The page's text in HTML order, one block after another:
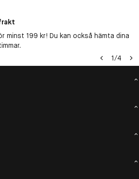
minst 199 kr! Du kan också hämta dina
1/4